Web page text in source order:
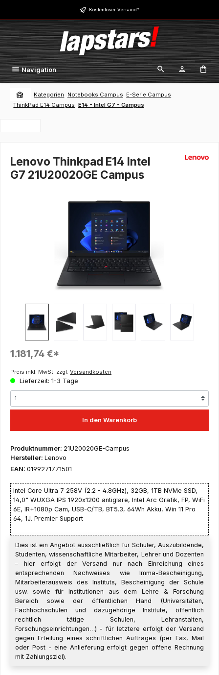
Zum Hauptinhalt springen Kostenloser Versand*
Navigation
Kategorien Notebooks Campus E-Serie Campus
ThinkPad E14 Campus E14 - Intel G7 - Campus
Lenovo Thinkpad E14 Intel
G7 21U20020GE Campus
Regulärer Preis:
1.181,74 €*
Preis inkl. MwSt. zzgl. Versandkosten
Lieferzeit: 1-3 Tage
In den Warenkorb
Produktnummer: 21U20020GE-Campus
Hersteller: Lenovo
EAN: 0199271771501
Intel Core Ultra 7 258V (2.2 - 4.8GHz), 32GB, 1TB NVMe SSD,
14,0" WUXGA IPS 1920x1200 antiglare, Intel Arc Grafik, FP, WiFi
6E, IR+1080p Cam, USB-C/TB, BT5.3, 64Wh Akku, Win 11 Pro
64, 1J. Premier Support
Dies ist ein Angebot ausschließlich für Schüler, Auszubildende,
Studenten, wissenschaftliche Mitarbeiter, Lehrer und Dozenten
– hier erfolgt der Versand nur nach Einreichung eines
entsprechenden Nachweises wie Imma-Bescheinigung,
Mitarbeiterausweis des Instituts, Bescheinigung der Schule
usw. sowie für Institutionen aus dem Lehre & Forschung
Bereich sowie der öffentlichen Hand (Universitäten,
Fachhochschulen und dazugehörige Institute, öffentlich
rechtlich tätige Schulen, Lehranstalten,
Forschungseinrichtungen…) - für letztere erfolgt der Versand
gegen Erteilung eines schriftlichen Auftrages (per Fax, Mail
oder Post - eine Anlieferung erfolgt gegen offene Rechnung
mit Zahlungsziel).